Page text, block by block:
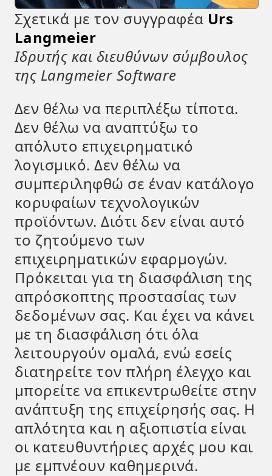
Σχετικά με τον συγγραφέα Urs
Langmeier
Ιδρυτής και διευθύνων σύμβουλος
της Langmeier Software
Δεν θέλω να περιπλέξω τίποτα.
Δεν θέλω να αναπτύξω το
απόλυτο επιχειρηματικό
λογισμικό. Δεν θέλω να
συμπεριληφθώ σε έναν κατάλογο
κορυφαίων τεχνολογικών
προϊόντων. Διότι δεν είναι αυτό
το ζητούμενο των
επιχειρηματικών εφαρμογών.
Πρόκειται για τη διασφάλιση της
απρόσκοπτης προστασίας των
δεδομένων σας. Και έχει να κάνει
με τη διασφάλιση ότι όλα
λειτουργούν ομαλά, ενώ εσείς
διατηρείτε τον πλήρη έλεγχο και
μπορείτε να επικεντρωθείτε στην
ανάπτυξη της επιχείρησής σας. Η
απλότητα και η αξιοπιστία είναι
οι κατευθυντήριες αρχές μου και
με εμπνέουν καθημερινά.